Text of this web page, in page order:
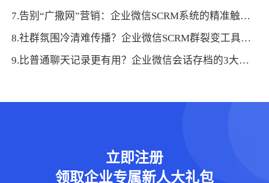
7.告别“广撒网”营销：企业微信SCRM系统的精准触达方法论
8.社群氛围冷清难传播？企业微信SCRM群裂变工具的氛围引导策略
9.比普通聊天记录更有用？企业微信会话存档的3大差异化价值
立即注册
领取企业专属新人大礼包